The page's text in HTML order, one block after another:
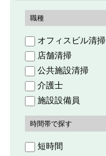
職種
オフィスビル清掃
店舗清掃
公共施設清掃
介護士
施設設備員
時間帯で探す
短時間